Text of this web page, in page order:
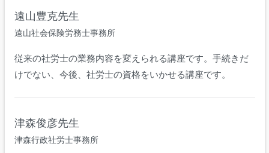
遠山豊克先生
遠山社会保険労務士事務所
従来の社労士の業務内容を変えられる講座です。手続きだ
けでない、今後、社労士の資格をいかせる講座です。
津森俊彦先生
津森行政社労士事務所